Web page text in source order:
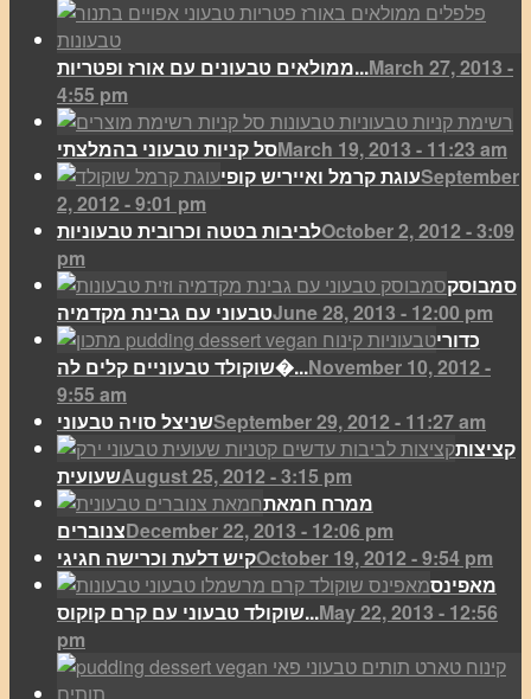
ממולאים טבעונים עם אורז ופטריות...March 27, 2013 -
4:55 pm
סל קניות טבעוני בהמלצתיMarch 19, 2013 - 11:23 am
עוגת קרמל ואייריש קופיSeptember
2, 2012 - 9:01 pm
לביבות בטטה וכרובית טבעוניותOctober 2, 2012 - 3:09
pm
סמבוסק
טבעוני עם גבינת מקדמיהJune 28, 2013 - 12:00 pm
כדורי
שוקולד טבעוניים קלים לה�...November 10, 2012 -
9:55 am
שניצל סויה טבעוניSeptember 29, 2012 - 11:27 am
קציצות
שעועיתAugust 25, 2012 - 3:15 pm
ממרח חמאת
צנובריםDecember 22, 2013 - 12:06 pm
קיש דלעת וכרישה חגיגיOctober 19, 2012 - 9:54 pm
מאפינס
שוקולד טבעוני עם קרם קוקוס...May 22, 2013 - 12:56
pm